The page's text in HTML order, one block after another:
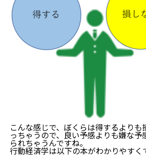
こんな感じで、ぼくらは得するよりも
っちゃうので、良い予感よりも嫌な予
られちゃうんですね。
行動経済学は以下の本がわかりやすく